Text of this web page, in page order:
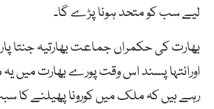
لیے سب کو متحد ہونا پڑے گا۔
بھارت کی حکمراں جماعت بھارتیہ جنتا
اورانتہا پسند اس وقت پورے بھارت میں یہ
رہے ہیں کہ ملک میں کورونا پھیلنے کا